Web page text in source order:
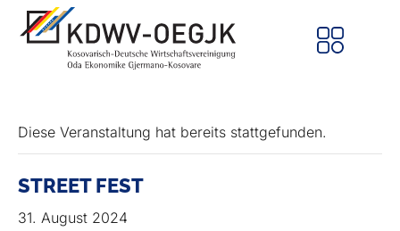
Diese Veranstaltung hat bereits stattgefunden.
STREET FEST
31. August 2024